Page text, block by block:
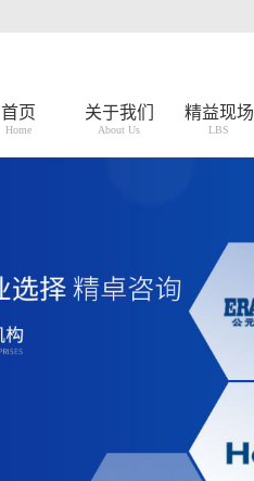
首页
Home
关于我们
About Us
精益现场
LBS